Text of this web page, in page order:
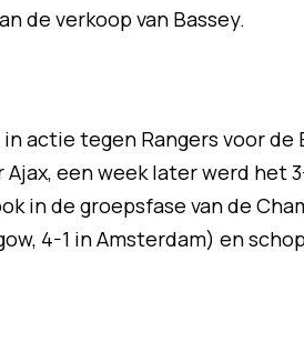
de verkoop van Bassey.
in actie tegen Rangers voor de
een week later werd het
in de groepsfase van de
4-1 in Amsterdam) en